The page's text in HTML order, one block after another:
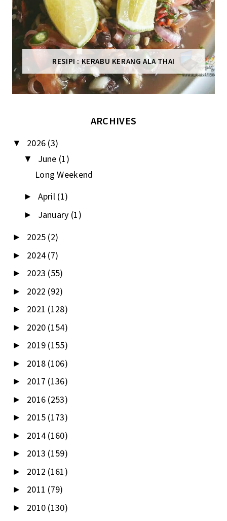
RESIPI : KERABU KERANG ALA THAI
ARCHIVES
▼ 2026 (3)
▼ June (1)
Long Weekend
► April (1)
► January (1)
► 2025 (2)
► 2024 (7)
► 2023 (55)
► 2022 (92)
► 2021 (128)
► 2020 (154)
► 2019 (155)
► 2018 (106)
► 2017 (136)
► 2016 (253)
► 2015 (173)
► 2014 (160)
► 2013 (159)
► 2012 (161)
► 2011 (79)
► 2010 (130)